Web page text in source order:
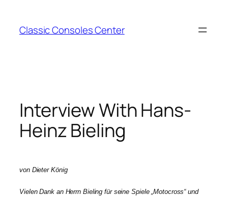
springen
Classic Consoles Center
Interview With Hans-
Heinz Bieling
von Dieter König
Vielen Dank an Herrn Bieling für seine Spiele „Motocross“ und